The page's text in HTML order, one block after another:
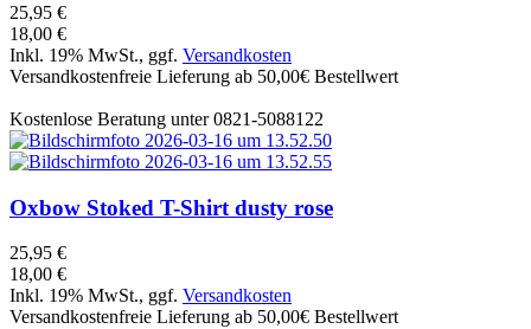
25,95 €
18,00 €
Inkl. 19% MwSt., ggf. Versandkosten
Versandkostenfreie Lieferung ab 50,00€ Bestellwert
Kostenlose Beratung unter 0821-5088122
Oxbow Stoked T-Shirt dusty rose
25,95 €
18,00 €
Inkl. 19% MwSt., ggf. Versandkosten
Versandkostenfreie Lieferung ab 50,00€ Bestellwert